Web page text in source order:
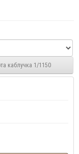
каблучка 1/1150